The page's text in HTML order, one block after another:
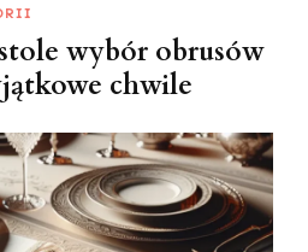
wybór obrusów
chwile